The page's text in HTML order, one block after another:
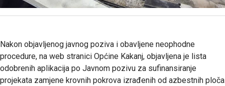
Nakon objavljenog javnog poziva i obavljene neophodne
procedure, na web stranici Općine Kakanj, objavljena je lista
odobrenih aplikacija po Javnom pozivu za sufinansiranje
projekata zamjene krovnih pokrova izrađenih od azbestnih ploča